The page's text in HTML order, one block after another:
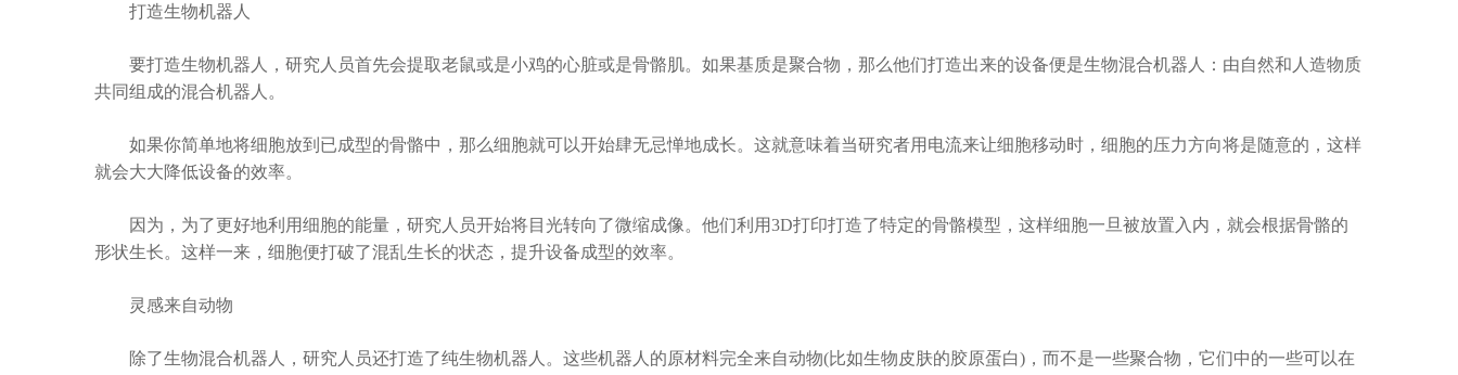
打造生物机器人
要打造生物机器人，研究人员首先会提取老鼠或是小鸡的心脏或是骨骼肌。如果基质是聚合物，那么他们打造出来的设备便是生物混合机器人：由自然和人造物质
共同组成的混合机器人。
如果你简单地将细胞放到已成型的骨骼中，那么细胞就可以开始肆无忌惮地成长。这就意味着当研究者用电流来让细胞移动时，细胞的压力方向将是随意的，这样
就会大大降低设备的效率。
因为，为了更好地利用细胞的能量，研究人员开始将目光转向了微缩成像。他们利用3D打印打造了特定的骨骼模型，这样细胞一旦被放置入内，就会根据骨骼的
形状生长。这样一来，细胞便打破了混乱生长的状态，提升设备成型的效率。
灵感来自动物
除了生物混合机器人，研究人员还打造了纯生物机器人。这些机器人的原材料完全来自动物(比如生物皮肤的胶原蛋白)，而不是一些聚合物，它们中的一些可以在